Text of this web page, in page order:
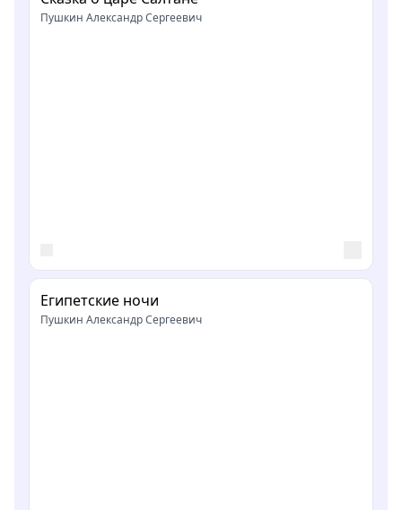
Пушкин Александр Сергеевич
Египетские ночи
Пушкин Александр Сергеевич